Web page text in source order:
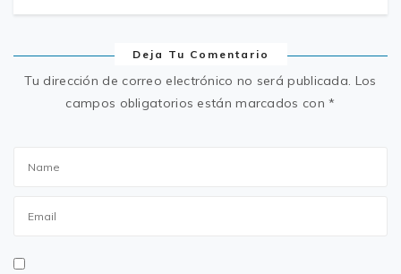
Deja Tu Comentario
Tu dirección de correo electrónico no será publicada. Los
campos obligatorios están marcados con*